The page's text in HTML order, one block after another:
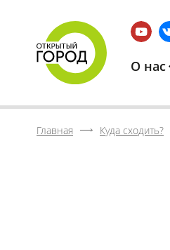
О нас
Главная Куда сходить?